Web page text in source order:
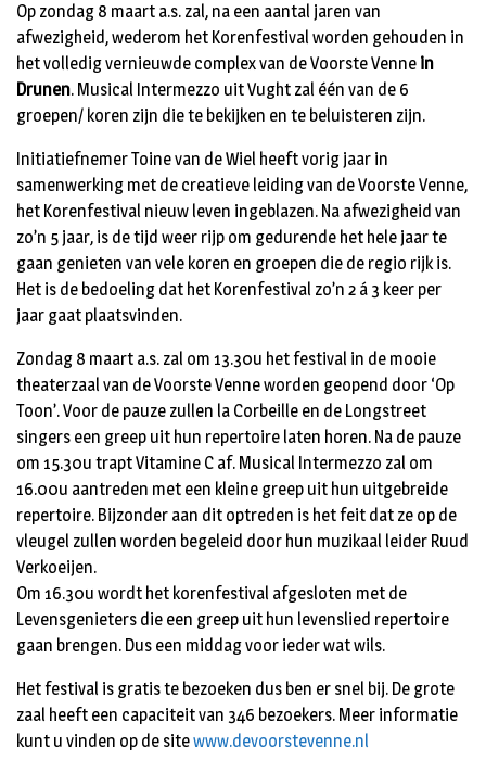
Op zondag 8 maart a.s. zal, na een aantal jaren van
afwezigheid, wederom het Korenfestival worden gehouden in
het volledig vernieuwde complex van de Voorste Venne in
Drunen. Musical Intermezzo uit Vught zal één van de 6
groepen/ koren zijn die te bekijken en te beluisteren zijn.
Initiatiefnemer Toine van de Wiel heeft vorig jaar in
samenwerking met de creatieve leiding van de Voorste Venne,
het Korenfestival nieuw leven ingeblazen. Na afwezigheid van
zo’n 5 jaar, is de tijd weer rijp om gedurende het hele jaar te
gaan genieten van vele koren en groepen die de regio rijk is.
Het is de bedoeling dat het Korenfestival zo’n 2 á 3 keer per
jaar gaat plaatsvinden.
Zondag 8 maart a.s. zal om 13.30u het festival in de mooie
theaterzaal van de Voorste Venne worden geopend door ‘Op
Toon’. Voor de pauze zullen la Corbeille en de Longstreet
singers een greep uit hun repertoire laten horen. Na de pauze
om 15.30u trapt Vitamine C af. Musical Intermezzo zal om
16.00u aantreden met een kleine greep uit hun uitgebreide
repertoire. Bijzonder aan dit optreden is het feit dat ze op de
vleugel zullen worden begeleid door hun muzikaal leider Ruud
Verkoeijen.
Om 16.30u wordt het korenfestival afgesloten met de
Levensgenieters die een greep uit hun levenslied repertoire
gaan brengen. Dus een middag voor ieder wat wils.
Het festival is gratis te bezoeken dus ben er snel bij. De grote
zaal heeft een capaciteit van 346 bezoekers. Meer informatie
kunt u vinden op de sitewww.devoorstevenne.nl